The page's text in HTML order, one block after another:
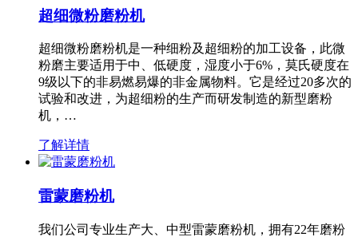
超细微粉磨粉机
超细微粉磨粉机是一种细粉及超细粉的加工设备，此微
粉磨主要适用于中、低硬度，湿度小于6%，莫氏硬度在
9级以下的非易燃易爆的非金属物料。它是经过20多次的
试验和改进，为超细粉的生产而研发制造的新型磨粉
机，…
了解详情
雷蒙磨粉机
我们公司专业生产大、中型雷蒙磨粉机，拥有22年磨粉